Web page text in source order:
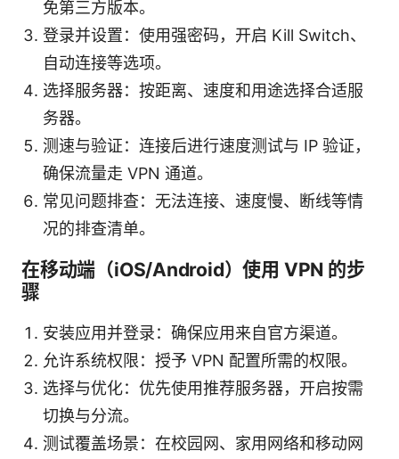
免第三方版本。
登录并设置：使用强密码，开启 Kill Switch、
自动连接等选项。
选择服务器：按距离、速度和用途选择合适服
务器。
测速与验证：连接后进行速度测试与 IP 验证，
确保流量走 VPN 通道。
常见问题排查：无法连接、速度慢、断线等情
况的排查清单。
在移动端（iOS/Android）使用 VPN 的步
骤
安装应用并登录：确保应用来自官方渠道。
允许系统权限：授予 VPN 配置所需的权限。
选择与优化：优先使用推荐服务器，开启按需
切换与分流。
测试覆盖场景：在校园网、家用网络和移动网